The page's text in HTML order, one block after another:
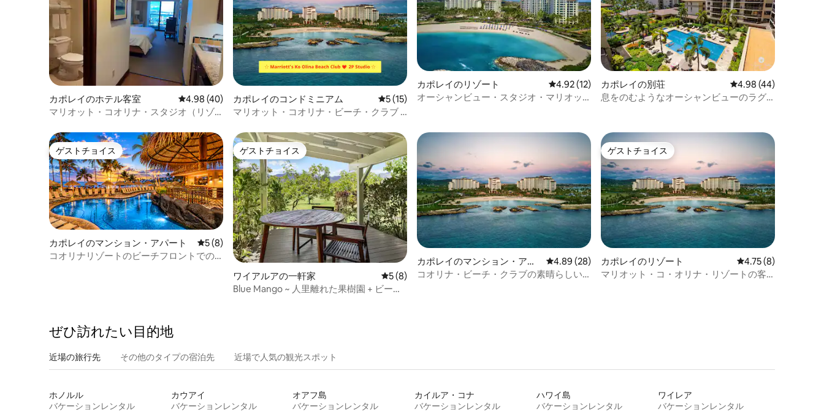
カポレイのホテル客室 レビュー40件、5つ星中4.98つ星の平均評価
4.98 (40)
マリオット・コオリナ・スタジオ（リゾ
カポレイのコンドミニアム レビュー15件、5つ星中5つ星の平均評価
5 (15)
マリオット・コオリナ・ビーチ・クラブ -
カポレイのリゾート レビュー12件、5つ星中4.92つ星の平均評価
4.92 (12)
オーシャンビュー・スタジオ・マリオッ
カポレイの別荘 レビュー44件、5つ星
4.98 (44)
息をのむようなオーシャンビューのラグ
ゲストチョイス
ゲストチョイス
カポレイのマンション・アパート レビュー8件、5つ星中5つ星の平均評価
5 (8)
コオリナリゾートのビーチフロントでの
ゲストチョイス
ゲストチョイス
ワイアルアの一軒家 レビュー8件、5つ星中5つ星の平均評価
5 (8)
Blue Mango ~ 人里離れた果樹園 + ビーチ
カポレイのマンション・アパ
ート
レビュー28件、5つ星中4.89つ星の平均評価
4.89 (28)
コオリナ・ビーチ・クラブの素晴らしい
ゲストチョイス
ゲストチョイス
カポレイのリゾート レビュー8件、5つ
4.75 (8)
マリオット・コ・オリナ・リゾートの客
ぜひ訪⁠れ⁠た⁠い目⁠的⁠地
近場の旅行先 その他のタ⁠イ⁠プ⁠の宿⁠泊⁠先 近場で人気の観光スポット
ホノルル
バケーションレンタル
カウアイ
バケーションレンタル
オアフ島
バケーションレンタル
カイルア・コナ
バケーションレンタル
ハワイ島
バケーションレンタル
ワイレア
バケーションレンタル